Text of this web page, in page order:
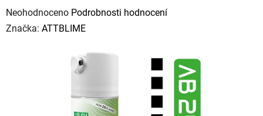
Průměrné
hodnocení
Neohodnoceno Podrobnosti hodnocení
Značka: ATTBLIME